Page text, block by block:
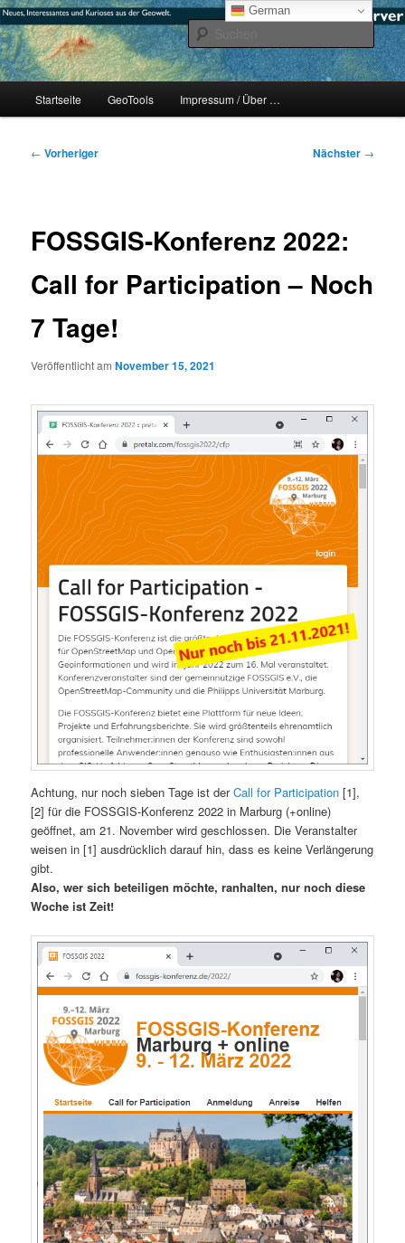
Zum
primären
Inhalt
springen#geoObserver
mikeE's GeoBlog
Startseite GeoTools Impressum / Über …
Beitragsnavigation
← Vorheriger Nächster →
FOSSGIS-Konferenz 2022:
Call for Participation – Noch
7 Tage!
Veröffentlicht amNovember 15, 2021
Achtung, nur noch sieben Tage ist derCall for Participation [1],
[2] für die FOSSGIS-Konferenz 2022 in Marburg (+online)
geöffnet, am 21. November wird geschlossen. Die Veranstalter
weisen in [1] ausdrücklich darauf hin, dass es keine Verlängerung
gibt.
Also, wer sich beteiligen möchte, ranhalten, nur noch diese
Woche ist Zeit!
German